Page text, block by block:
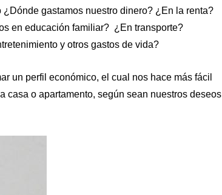
gastamos nuestro dinero? ¿En la renta?
en educación familiar? ¿En transporte?
y otros gastos de vida?
un perfil económico, el cual nos hace más fácil
casa o apartamento, según sean nuestros deseos